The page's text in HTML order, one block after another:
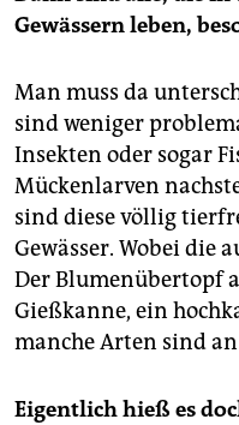
Gewässern leben,
Man muss da
sind weniger
Insekten oder sogar
Mückenlarven
sind diese völlig
Gewässer. Wobei die
Der Blumenübertopf
Gießkanne, ein
manche Arten sind
Eigentlich hieß es